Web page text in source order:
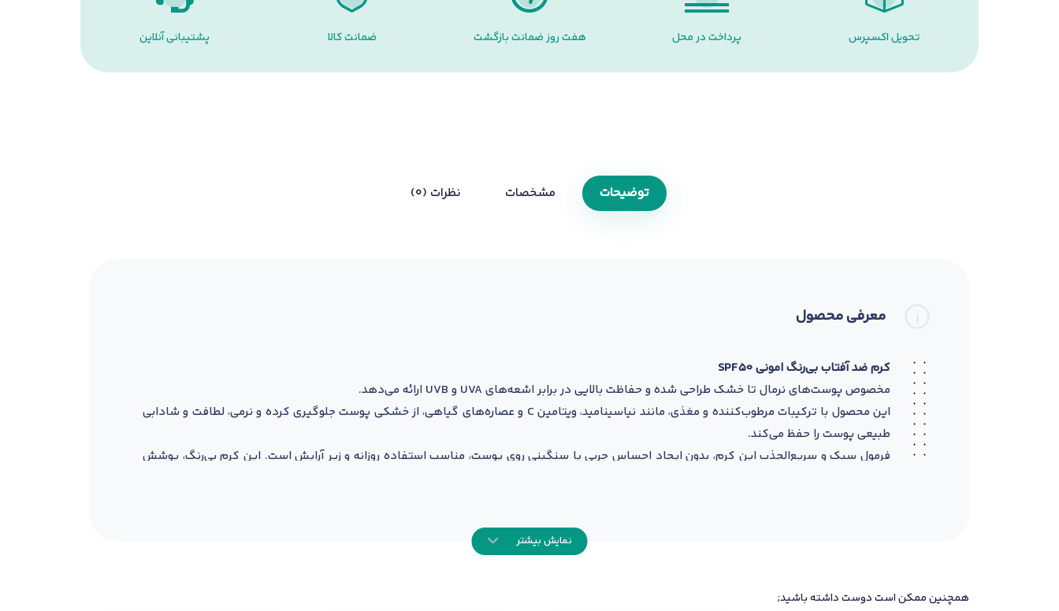
تحویل اکسپرس پرداخت در محل هفت روز ضمانت بازگشت ضمانت کالا پشتیبانی آنلاین
توضیحات مشخصات نظرات (0)
معرفی محصول
کرم ضد آفتاب بی‌رنگ امونی SPF 50
مخصوص پوست‌های نرمال تا خشک طراحی شده و حفاظت بالایی در برابر اشعه‌های UVA و UVB ارائه می‌دهد.
این محصول با ترکیبات مرطوب‌کننده و مغذی، مانند نیاسینامید، ویتامین C و عصاره‌های گیاهی، از خشکی پوست جلوگیری کرده و نرمی، لطافت و شادابی
طبیعی پوست را حفظ می‌کند.
فرمول سبک و سریع‌الجذب این کرم، بدون ایجاد احساس چربی یا سنگینی روی پوست، مناسب استفاده روزانه و زیر آرایش است. این کرم بی‌رنگ، پوشش
بافت سبک و جذب سریع، مناسب استفاده روزانه
نمایش بیشتر
همچنین ممکن است دوست داشته باشید;